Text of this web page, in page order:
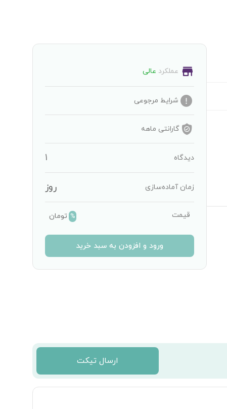
عملکرد عالی
شرایط مرجوعی
گارانتی ماهه
دیدگاه 1
زمان آماده‌سازی روز
قیمت % تومان
ورود و افزودن به سبد خرید
ارسال تیکت